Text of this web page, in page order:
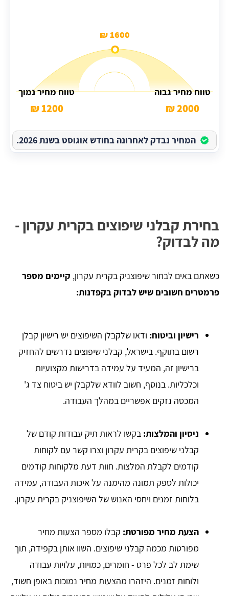
1600 ₪
טווח מחיר גבוה
2000 ₪
טווח מחיר נמוך
1200 ₪
המחיר נבדק לאחרונה בחודש אוגוסט בשנת 2026.
בחירת קבלני שיפוצים בקרית עקרון -
מה לבדוק?
כשאתם באים לבחור שיפוצניק בקרית עקרון, קיימים מספר
פרמטרים חשובים שיש לבדוק בקפדנות:
רישיון וביטוח: ודאו שלקבלן השיפוצים יש רישיון קבלן
רשום בתוקף. בישראל, קבלני שיפוצים נדרשים להחזיק
ברישיון זה, המעיד על עמידה בדרישות מקצועיות
וכלכליות. בנוסף, חשוב לוודא שלקבלן יש ביטוח צד ג'
המכסה נזקים אפשריים במהלך העבודה.
ניסיון והמלצות: בקשו לראות תיק עבודות קודם של
קבלני שיפוצים בקרית עקרון וצרו קשר עם לקוחות
קודמים לקבלת המלצות. חוות דעת מלקוחות קודמים
יכולות לספק תמונה מהימנה על איכות העבודה, עמידה
בלוחות זמנים ויחסי האנוש של השיפוצניק בקרית עקרון.
הצעת מחיר מפורטת: קבלו מספר הצעות מחיר
מפורטות מכמה קבלני שיפוצים. השוו אותן בקפידה, תוך
שימת לב לכל פרט - חומרים, כמויות, עלויות עבודה
ולוחות זמנים. היזהרו מהצעות מחיר נמוכות באופן חשוד,